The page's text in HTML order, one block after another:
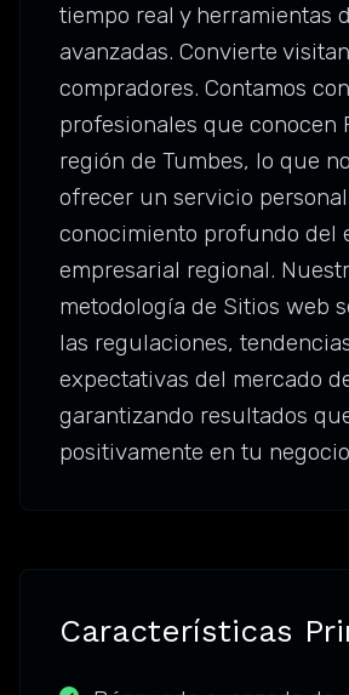
tiempo real y herramientas
avanzadas. Convierte
compradores. Contamos con
profesionales que conocen
región de Tumbes, lo que
ofrecer un servicio
conocimiento profundo del
empresarial regional.
metodología de Sitios web
las regulaciones,
expectativas del mercado
garantizando resultados
positivamente en tu
Características